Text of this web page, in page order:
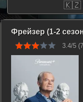
🇰🇿
Фрейзер (1-2
3.4/5 (